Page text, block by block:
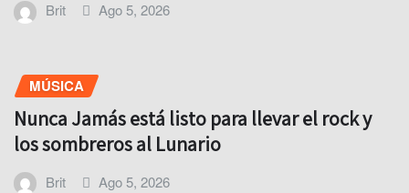
Brit Ago 5, 2026
MÚSICA
Nunca Jamás está listo para llevar el rock y
los sombreros al Lunario
Brit Ago 5, 2026